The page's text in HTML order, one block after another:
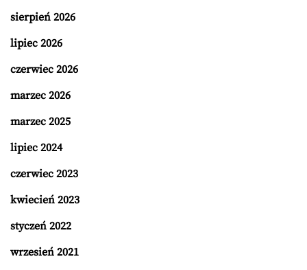
sierpień 2026
lipiec 2026
czerwiec 2026
marzec 2026
marzec 2025
lipiec 2024
czerwiec 2023
kwiecień 2023
styczeń 2022
wrzesień 2021